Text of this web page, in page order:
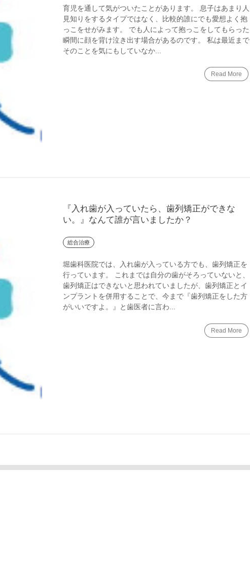
育児を通して気がついたことがあります。 息子はあまり人
見知りをするタイプではなく、比較的誰にでも愛想よく抱
っこをせがみます。 でも人によって抱っこをしてもらった
瞬間に顔を背け泣き出す場合があるのです。 私は最近まで
そのことを気にもしていなか...
Read More
『入れ歯が入っていたら、歯列矯正ができな
い。』なんて誰が言いましたか？
総合治療
堀歯科医院では、入れ歯が入っている方でも、歯列矯正を
行っています。 これまでは自分の歯がそろっていないと、
歯列矯正はできないと思われていましたが、歯列矯正とイ
ンプラントを併用することで、今まで『歯列矯正をした方
がいいですよ。』と歯医者に言わ...
Read More